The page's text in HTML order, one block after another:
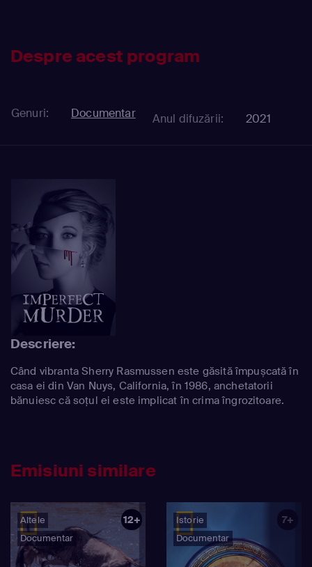
Despre acest program
Genuri: Documentar Anul difuzării: 2021
Descriere:
Când vibranta Sherry Rasmussen este găsită împușcată în
casa ei din Van Nuys, California, în 1986, anchetatorii
bănuiesc că soțul ei este implicat în crima îngrozitoare.
Emisiuni similare
Altele
Documentar
12+
Istorie
Documentar
7+